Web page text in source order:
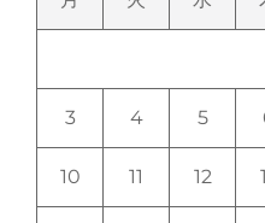
3 4 5
10 11 12